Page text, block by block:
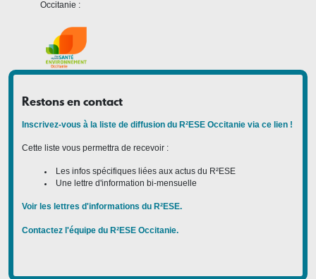
Occitanie :
Restons en contact
Inscrivez-vous à la liste de diffusion du R²ESE Occitanie via ce lien !
Cette liste vous permettra de recevoir :
Les infos spécifiques liées aux actus du R²ESE
Une lettre d'information bi-mensuelle
Voir les lettres d'informations du R²ESE.
Contactez l'équipe du R²ESE Occitanie.